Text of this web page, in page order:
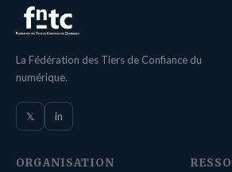
La Fédération des Tiers de Confiance du
numérique.
𝕏 in
ORGANISATION